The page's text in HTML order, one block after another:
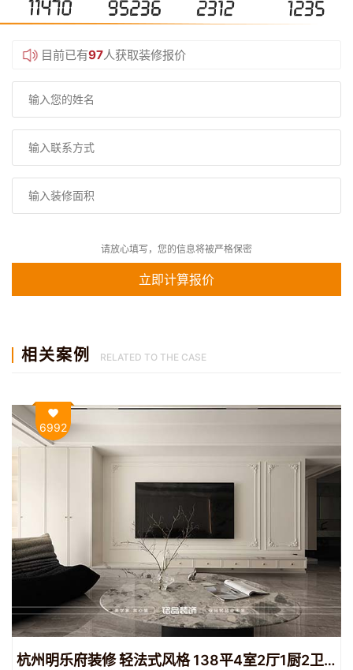
目前已有97人获取装修报价
请放心填写，您的信息将被严格保密
相关案例 RELATED TO THE CASE
6992
杭州明乐府装修 轻法式风格 138平4室2厅1厨2卫装修